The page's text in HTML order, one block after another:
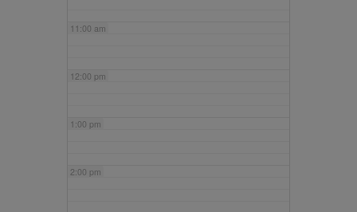
11:00 am
12:00 pm
1:00 pm
2:00 pm